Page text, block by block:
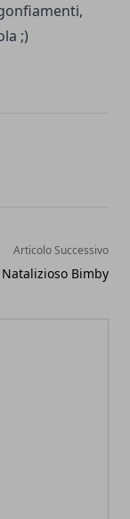
;)
Articolo Successivo
Bimby